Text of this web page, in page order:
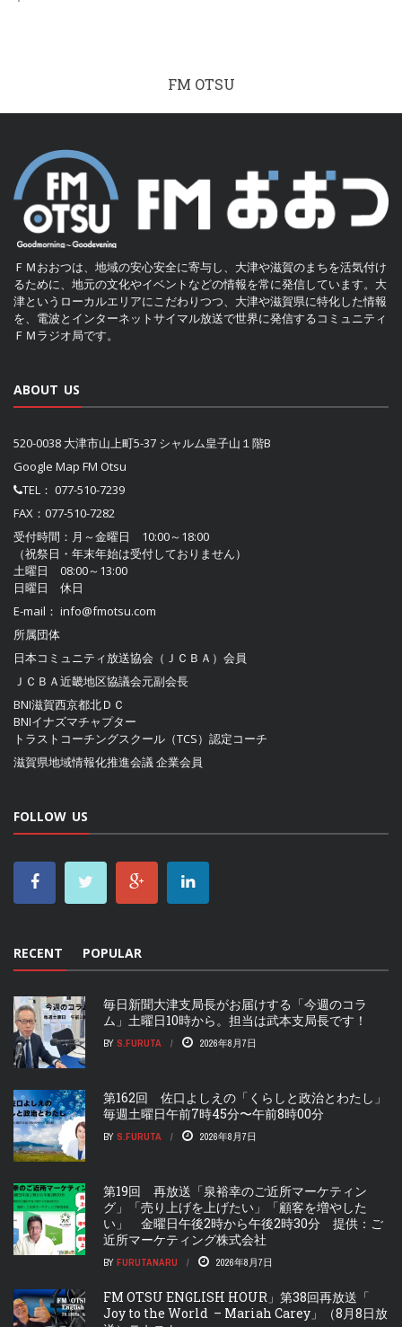
FM OTSU
ＦＭおおつは、地域の安心安全に寄与し、大津や滋賀のまちを活気付け
るために、地元の文化やイベントなどの情報を常に発信しています。大
津というローカルエリアにこだわりつつ、大津や滋賀県に特化した情報
を、電波とインターネットサイマル放送で世界に発信するコミュニティ
ＦＭラジオ局です。
ABOUT US
520-0038 大津市山上町5-37 シャルム皇子山１階B
Google Map FM Otsu
TEL： 077-510-7239
FAX：077-510-7282
受付時間：月～金曜日 10:00～18:00
（祝祭日・年末年始は受付しておりません）
土曜日 08:00～13:00
日曜日 休日
E-mail： info@fmotsu.com
所属団体
日本コミュニティ放送協会（ＪＣＢＡ） 会員
ＪＣＢＡ近畿地区協議会元副会長
BNI滋賀西京都北ＤＣ
BNIイナズマチャプター
トラストコーチングスクール（TCS）認定コーチ
滋賀県地域情報化推進会議企業会員
FOLLOW US
RECENT POPULAR
毎日新聞大津支局長がお届けする「今週のコラ
ム」土曜日10時から。担当は武本支局長です！
BY S.FURUTA 2026年8月7日
第162回 佐口よしえの「くらしと政治とわたし」
毎週土曜日午前7時45分〜午前8時00分
BY S.FURUTA 2026年8月7日
第19回 再放送「泉裕幸のご近所マーケティン
グ」「売り上げを上げたい」「顧客を増やした
い」 金曜日午後2時から午後2時30分 提供：ご
近所マーケティング株式会社
BY FURUTANARU 2026年8月7日
FM OTSU ENGLISH HOUR」第38回再放送「
Joy to the World – Mariah Carey」（8月8日放